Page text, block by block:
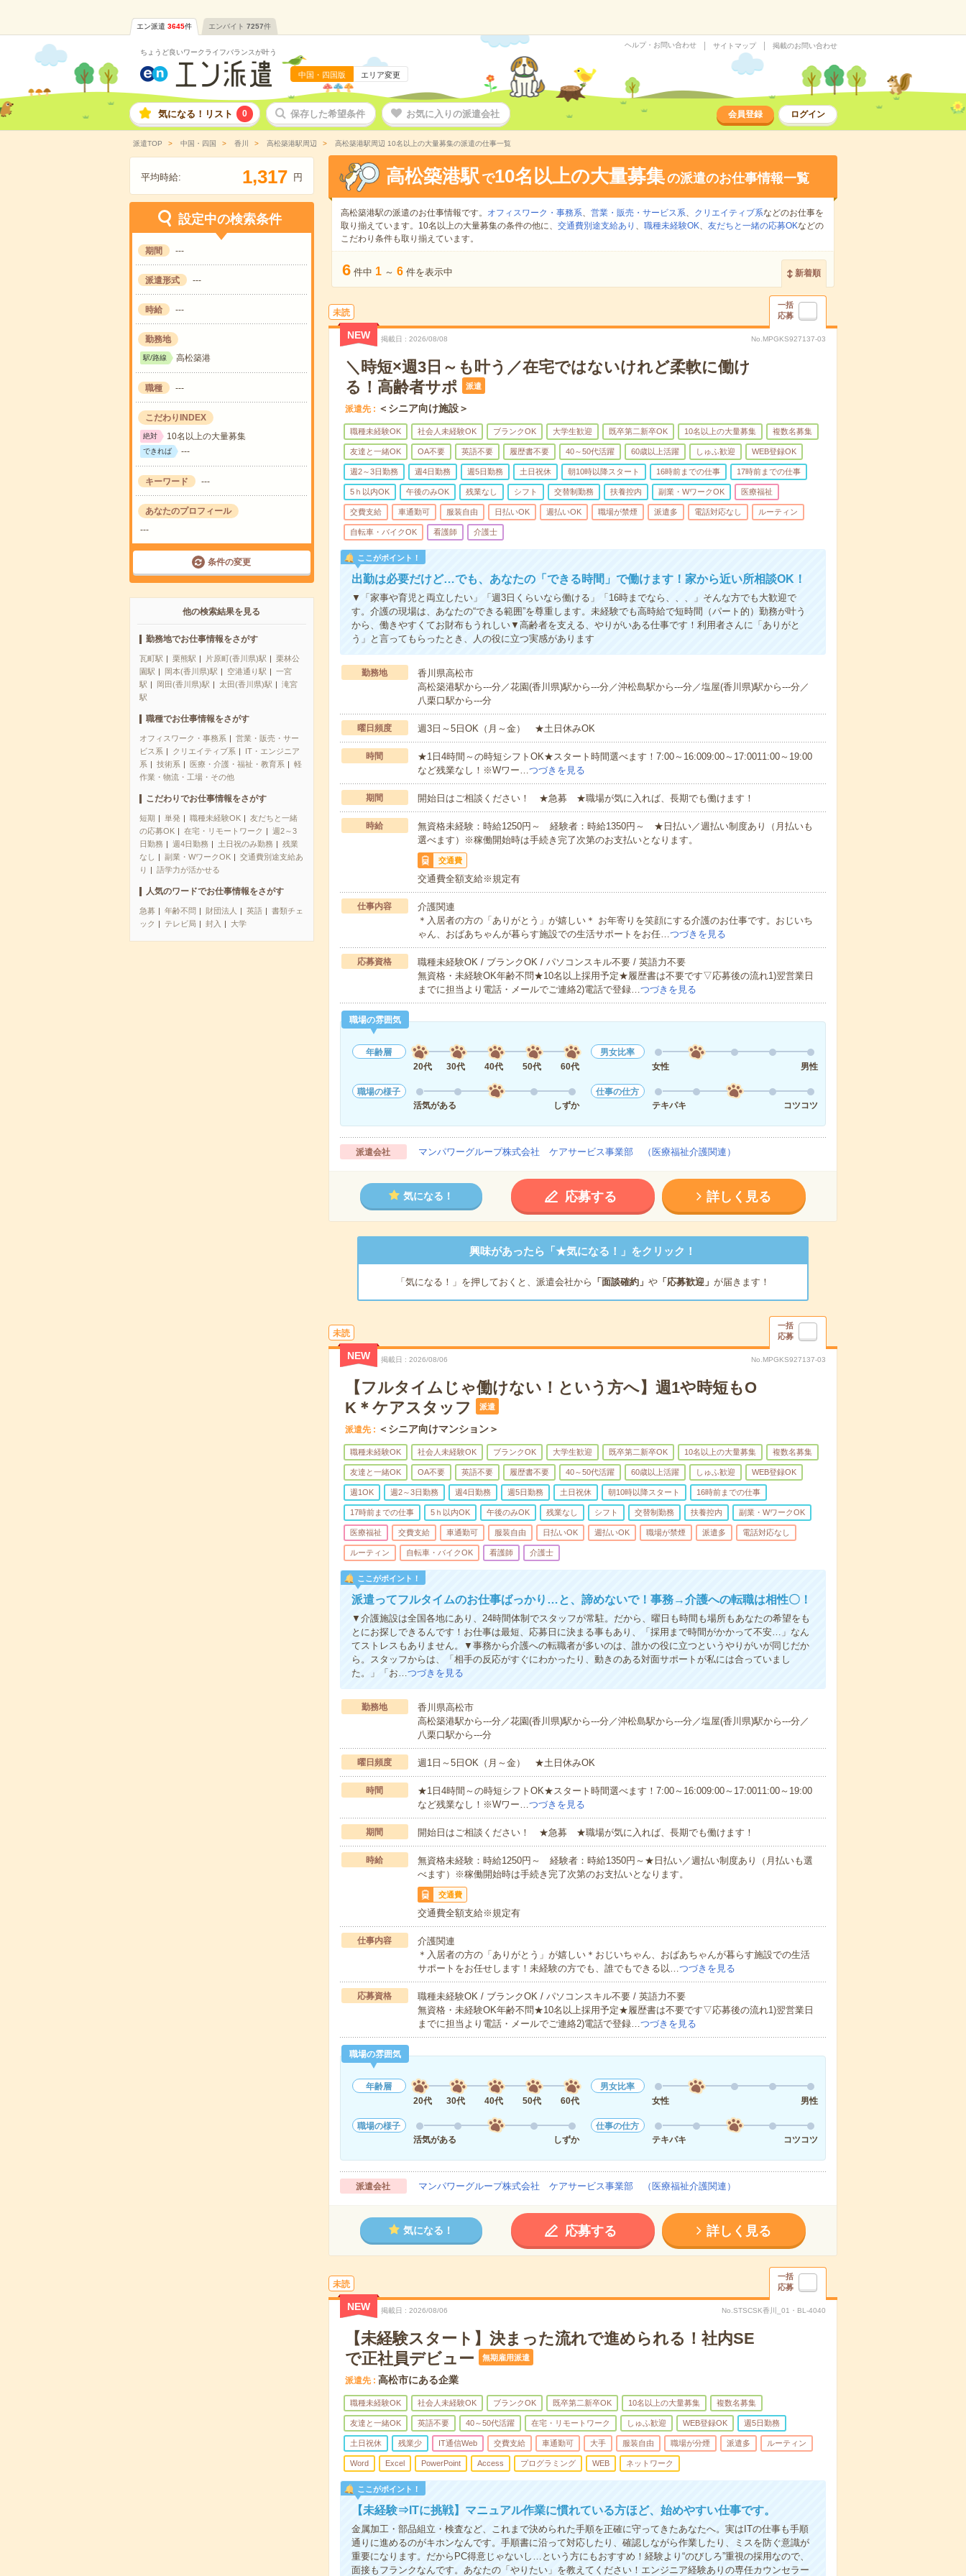
エン派遣 3645件 エンバイト 7257件
ちょうど良いワークライフバランスが叶う
中国・四国版 エリア変更
ヘルプ・お問い合わせ サイトマップ 掲載のお問い合わせ
気になる！リスト 0 保存した希望条件 お気に入りの派遣会社 会員登録 ログイン
派遣TOP 中国・四国 香川 高松築港駅周辺 高松築港駅周辺 10名以上の大量募集の派遣の仕事一覧
平均時給: 1,317 円
設定中の検索条件
期間 ---
派遣形式 ---
時給 ---
勤務地
駅/路線 高松築港
職種 ---
こだわりINDEX
絶対 10名以上の大量募集
できれば ---
キーワード ---
あなたのプロフィール
---
条件の変更
他の検索結果を見る
勤務地でお仕事情報をさがす
瓦町駅 栗熊駅 片原町(香川県)駅
栗林公
園駅
岡本(香川県)駅 空港通り駅
一宮
駅
岡田(香川県)駅 太田(香川県)駅
滝宮
駅
職種でお仕事情報をさがす
オフィスワーク・事務系
営業・販売・サー
ビス系
クリエイティブ系
IT・エンジニア
系
技術系 医療・介護・福祉・教育系
軽
作業・物流・工場・その他
こだわりでお仕事情報をさがす
短期 単発 職種未経験OK
友だちと一緒
の応募OK
在宅・リモートワーク
週2～3
日勤務
週4日勤務 土日祝のみ勤務
残業
なし
副業・WワークOK
交通費別途支給あ
り
語学力が活かせる
人気のワードでお仕事情報をさがす
急募 年齢不問 財団法人 英語
書類チェ
ック
テレビ局 封入 大学
高松築港駅 で10名以上の大量募集の派遣のお仕事情報一覧
高松築港駅の派遣のお仕事情報です。 オフィスワーク・事務系、 営業・販売・サービス系、 クリエイティブ系などのお仕事を
取り揃えています。10名以上の大量募集の条件の他に、 交通費別途支給あり 、 職種未経験OK、 友だちと一緒の応募OKなどの
こだわり条件も取り揃えています。
6 件中 1 ～ 6 件を表示中 新着順
未読
一括
応募
NEW 掲載日 2026/08/08 No.MPGKS927137-03
＼時短×週3日～も叶う／在宅ではないけれど柔軟に働け
る！高齢者サポ
派遣
派遣先 ＜シニア向け施設＞
職種未経験OK 社会人未経験OK ブランクOK 大学生歓迎 既卒第二新卒OK 10名以上の大量募集 複数名募集
友達と一緒OK OA不要 英語不要 履歴書不要 40～50代活躍 60歳以上活躍 しゅふ歓迎 WEB登録OK
週2～3日勤務 週4日勤務 週5日勤務 土日祝休 朝10時以降スタート 16時前までの仕事 17時前までの仕事
5ｈ以内OK 午後のみOK 残業なし シフト 交替制勤務 扶養控内 副業・WワークOK 医療福祉
交費支給 車通勤可 服装自由 日払いOK 週払いOK 職場が禁煙 派遣多 電話対応なし ルーティン
自転車・バイクOK 看護師 介護士
ここがポイント！
出勤は必要だけど…でも、あなたの「できる時間」で働けます！家から近い所相談OK！
▼「家事や育児と両立したい」「週3日くらいなら働ける」「16時までなら、、、」そんな方でも大歓迎で
す。介護の現場は、あなたの“できる範囲”を尊重します。未経験でも高時給で短時間（パート的）勤務が叶う
から、働きやすくてお財布もうれしい▼高齢者を支える、やりがいある仕事です！利用者さんに「ありがと
う」と言ってもらったとき、人の役に立つ実感があります
勤務地
香川県高松市
高松築港駅から---分／花園(香川県)駅から---分／沖松島駅から---分／塩屋(香川県)駅から---分／
八栗口駅から---分
曜日頻度 週3日～5日OK（月～金） ★土日休みOK
時間
★1日4時間～の時短シフトOK★スタート時間選べます！7:00～16:009:00～17:0011:00～19:00
など残業なし！※Wワー…つづきを見る
期間 開始日はご相談ください！ ★急募 ★職場が気に入れば、長期でも働けます！
時給
無資格未経験：時給1250円～ 経験者：時給1350円～ ★日払い／週払い制度あり（月払いも
選べます）※稼働開始時は手続き完了次第のお支払いとなります。
交通費
交通費全額支給※規定有
仕事内容
介護関連
＊入居者の方の「ありがとう」が嬉しい＊ お年寄りを笑顔にする介護のお仕事です。おじいち
ゃん、おばあちゃんが暮らす施設での生活サポートをお任…つづきを見る
応募資格
職種未経験OK / ブランクOK / パソコンスキル不要 / 英語力不要
無資格・未経験OK年齢不問★10名以上採用予定★履歴書は不要です▽応募後の流れ1)翌営業日
までに担当より電話・メールでご連絡2)電話で登録…つづきを見る
職場の雰囲気
年齢層
20代
30代 40代 50代 60代
男女比率
女性
男性
職場の様子
活気がある
しずか
仕事の仕方
テキパキ
コツコツ
派遣会社 マンパワーグループ株式会社 ケアサービス事業部 （医療福祉介護関連）
気になる！ 応募する 詳しく見る
興味があったら「★気になる！」をクリック！
「気になる！」を押しておくと、派遣会社から 「面談確約」 や「応募歓迎」 が届きます！
未読
一括
応募
NEW 掲載日 2026/08/06 No.MPGKS927137-03
【フルタイムじゃ働けない！という方へ】週1や時短もO
K＊ケアスタッフ
派遣
派遣先 ＜シニア向けマンション＞
職種未経験OK 社会人未経験OK ブランクOK 大学生歓迎 既卒第二新卒OK 10名以上の大量募集 複数名募集
友達と一緒OK OA不要 英語不要 履歴書不要 40～50代活躍 60歳以上活躍 しゅふ歓迎 WEB登録OK
週1OK 週2～3日勤務 週4日勤務 週5日勤務 土日祝休 朝10時以降スタート 16時前までの仕事
17時前までの仕事 5ｈ以内OK 午後のみOK 残業なし シフト 交替制勤務 扶養控内 副業・WワークOK
医療福祉 交費支給 車通勤可 服装自由 日払いOK 週払いOK 職場が禁煙 派遣多 電話対応なし
ルーティン 自転車・バイクOK 看護師 介護士
ここがポイント！
派遣ってフルタイムのお仕事ばっかり…と、諦めないで！事務→介護への転職は相性〇！
▼介護施設は全国各地にあり、24時間体制でスタッフが常駐。だから、曜日も時間も場所もあなたの希望をも
とにお探しできるんです！お仕事は最短、応募日に決まる事もあり、「採用まで時間がかかって不安…」なん
てストレスもありません。▼事務から介護への転職者が多いのは、誰かの役に立つというやりがいが同じだか
ら。スタッフからは、「相手の反応がすぐにわかったり、動きのある対面サポートが私には合っていまし
た。」「お…つづきを見る
勤務地
香川県高松市
高松築港駅から---分／花園(香川県)駅から---分／沖松島駅から---分／塩屋(香川県)駅から---分／
八栗口駅から---分
曜日頻度 週1日～5日OK（月～金） ★土日休みOK
時間
★1日4時間～の時短シフトOK★スタート時間選べます！7:00～16:009:00～17:0011:00～19:00
など残業なし！※Wワー…つづきを見る
期間 開始日はご相談ください！ ★急募 ★職場が気に入れば、長期でも働けます！
時給
無資格未経験：時給1250円～ 経験者：時給1350円～★日払い／週払い制度あり（月払いも選
べます）※稼働開始時は手続き完了次第のお支払いとなります。
交通費
交通費全額支給※規定有
仕事内容
介護関連
＊入居者の方の「ありがとう」が嬉しい＊おじいちゃん、おばあちゃんが暮らす施設での生活
サポートをお任せします！未経験の方でも、誰でもできる以…つづきを見る
応募資格
職種未経験OK / ブランクOK / パソコンスキル不要 / 英語力不要
無資格・未経験OK年齢不問★10名以上採用予定★履歴書は不要です▽応募後の流れ1)翌営業日
までに担当より電話・メールでご連絡2)電話で登録…つづきを見る
職場の雰囲気
年齢層
20代
30代 40代 50代 60代
男女比率
女性
男性
職場の様子
活気がある
しずか
仕事の仕方
テキパキ
コツコツ
派遣会社 マンパワーグループ株式会社 ケアサービス事業部 （医療福祉介護関連）
気になる！ 応募する 詳しく見る
未読
一括
応募
NEW 掲載日 2026/08/06 No.STSCSK香川_01・BL-4040
【未経験スタート】決まった流れで進められる！社内SE
で正社員デビュー
無期雇用派遣
派遣先 高松市にある企業
職種未経験OK 社会人未経験OK ブランクOK 既卒第二新卒OK 10名以上の大量募集 複数名募集
友達と一緒OK 英語不要 40～50代活躍 在宅・リモートワーク しゅふ歓迎 WEB登録OK 週5日勤務
土日祝休 残業少 IT通信Web 交費支給 車通勤可 大手 服装自由 職場が分煙 派遣多 ルーティン
Word Excel PowerPoint Access プログラミング WEB ネットワーク
ここがポイント！
【未経験⇒ITに挑戦】マニュアル作業に慣れている方ほど、始めやすい仕事です。
金属加工・部品組立・検査など、これまで決められた手順を正確に守ってきたあなたへ。実はITの仕事も手順
通りに進めるのがキホンなんです。手順書に沿って対応したり、確認しながら作業したり、ミスを防ぐ意識が
重要になります。だからPC得意じゃないし…という方にもおすすめ！経験より“のびしろ”重視の採用なので、
面接もフランクなんです。あなたの「やりたい」を教えてください！エンジニア経験ありの専任カウンセラー